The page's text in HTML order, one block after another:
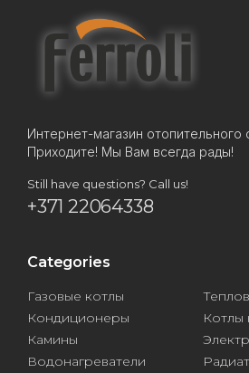
Интернет-магазин отопительного
Приходите! Мы Вам всегда рады!
Still have questions? Call us!
+371 22064338
Categories
Газовые котлы
Кондиционеры
Котлы
Камины
Водонагреватели